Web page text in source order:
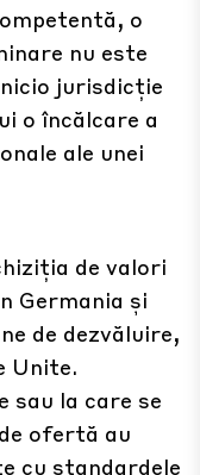
o
nu este
jurisdicție
o încălcare a
ale unei
de valori
Germania și
de dezvăluire,
Unite.
sau la care se
ofertă au
cu standardele